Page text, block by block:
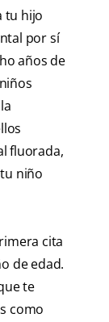
tu hijo
por sí
años de
fluorada,
niño
cita
de edad.
te
como